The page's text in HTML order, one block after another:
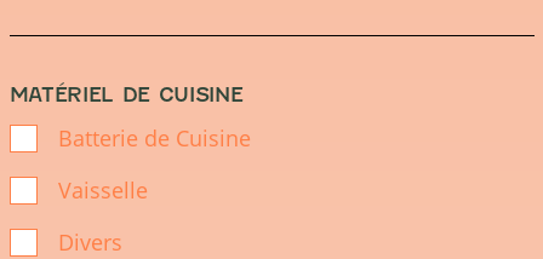
MATÉRIEL DE CUISINE
Batterie de Cuisine
Vaisselle
Divers